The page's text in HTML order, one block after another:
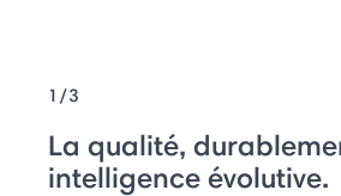
1/3
La qualité,
intelligence évolutive.